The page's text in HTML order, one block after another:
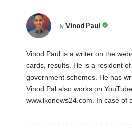
ByVinod Paul
Vinod Paul is a writer on the
cards, results. He is a resident
government schemes. He has
Vinod Pal also works on
www.lkonews24.com. In case of